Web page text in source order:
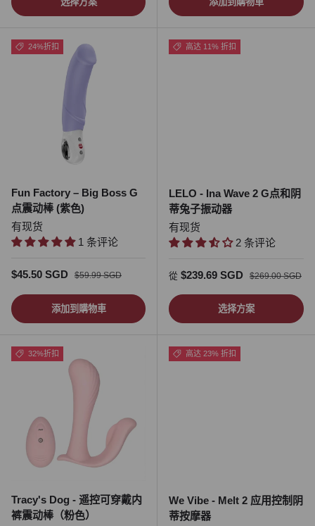
24%折扣
Fun Factory – Big Boss G
点震动棒 (紫色)
有现货
1 条评论
促销价
$45.50 SGD 正常价格
$59.99 SGD
添加到購物車
高达 11% 折扣
LELO - Ina Wave 2 G点和阴
蒂兔子振动器
有现货
2 条评论
促销价
從 $239.69 SGD 正常价格
$269.00 SGD
选择方案
32%折扣
Tracy's Dog - 遥控可穿戴内
裤震动棒（粉色）
高达 23% 折扣
We Vibe - Melt 2 应用控制阴
蒂按摩器